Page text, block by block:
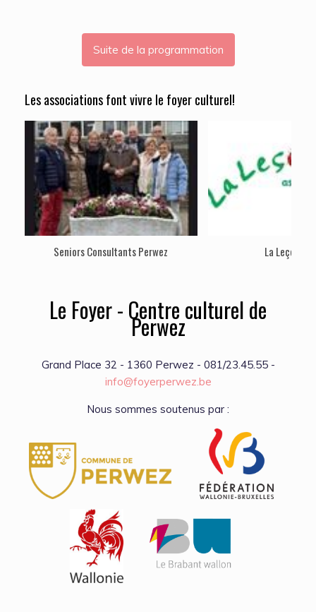
Suite de la programmation
Les associations font vivre le foyer culturel!
Seniors Consultants Perwez La Leçon
Le Foyer - Centre culturel de
Perwez
Grand Place 32 - 1360 Perwez - 081/23.45.55 -
info@foyerperwez.be
Nous sommes soutenus par :